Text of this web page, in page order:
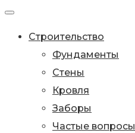
Строительство
Фундаменты
Стены
Кровля
Заборы
Частые вопросы